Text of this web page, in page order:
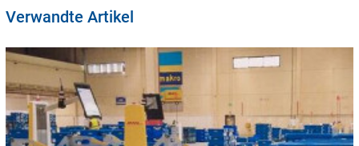
Verwandte Artikel